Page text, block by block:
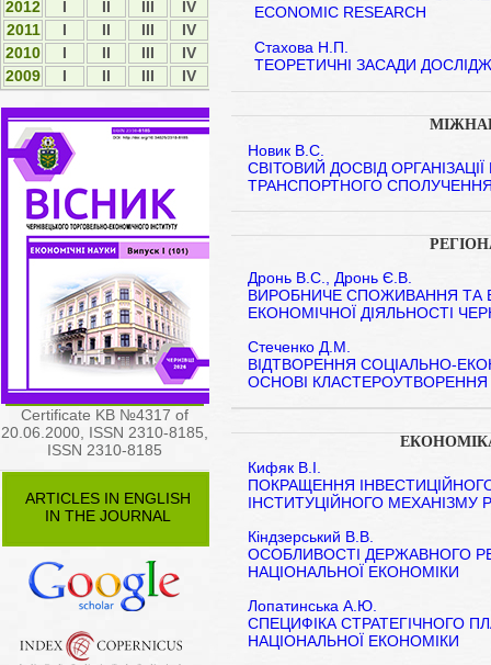
2012
І ІI ІII
ІV
2011
І ІI ІII
ІV
2010
І ІI ІII
ІV
2009
І ІI ІII ІV
Certificate KB №4317 of
20.06.2000, ISSN 2310-8185,
ISSN 2310-8185
ARTICLES IN ENGLISH
IN THE JOURNAL
ECONOMIC RESEARCH
Стахова Н.П.
ТЕОРЕТИЧНІ ЗАСАДИ
Новик В.С.
СВІТОВИЙ ДОСВІД
ТРАНСПОРТНОГО
Дронь В.С., Дронь Є.В.
ВИРОБНИЧЕ СПОЖИВАННЯ ТА
ЕКОНОМІЧНОЇ ДІЯЛЬНОСТІ
Стеченко Д.М.
ВІДТВОРЕННЯ СОЦІАЛЬНО-
ОСНОВІ КЛАСТЕРОУТВОРЕННЯ
Кифяк В.І.
ПОКРАЩЕННЯ
ІНСТИТУЦІЙНОГО МЕХАНІЗМУ
Кіндзерський В.В.
ОСОБЛИВОСТІ ДЕРЖАВНОГО
НАЦІОНАЛЬНОЇ ЕКОНОМІКИ
Лопатинська А.Ю.
СПЕЦИФІКА СТРАТЕГІЧНОГО
НАЦІОНАЛЬНОЇ ЕКОНОМІКИ